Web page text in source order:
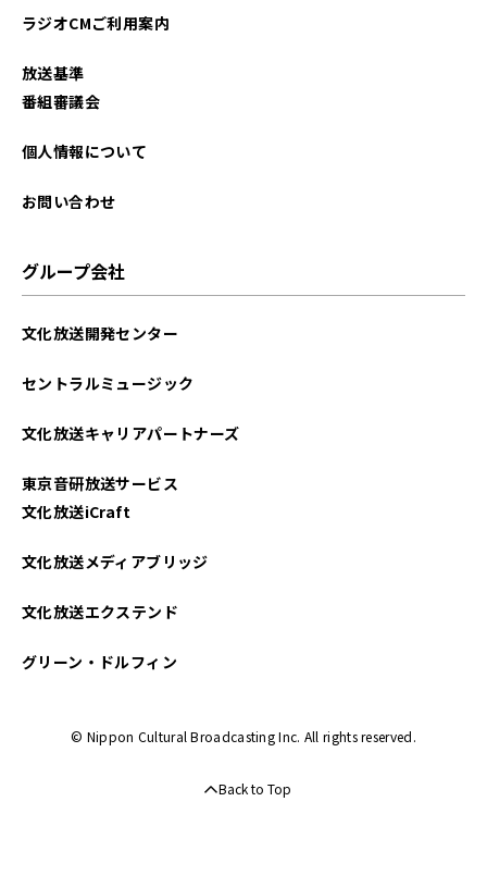
2025年09月
2025年06月
2025年01月
2024年12月
2024年11月
ラジオCMご利用案内
放送基準
番組審議会
個人情報について
お問い合わせ
グループ会社
文化放送開発センター
セントラルミュージック
文化放送キャリアパートナーズ
東京音研放送サービス
文化放送iCraft
文化放送メディアブリッジ
文化放送エクステンド
グリーン・ドルフィン
© Nippon Cultural Broadcasting Inc. All rights reserved.
Back to Top